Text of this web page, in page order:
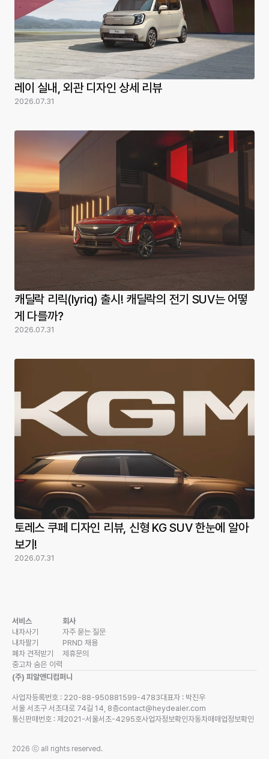
레이 실내, 외관 디자인 상세 리뷰
2026.07.31
캐딜락 리릭(lyriq) 출시! 캐딜락의 전기 SUV는 어떻
게 다를까?
2026.07.31
토레스 쿠페 디자인 리뷰, 신형 KG SUV 한눈에 알아
보기!
2026.07.31
서비스
내차사기
내차팔기
폐차 견적받기
중고차 숨은 이력
회사
자주 묻는 질문
PRND 채용
제휴문의
(주) 피알앤디컴퍼니
사업자등록번호 : 220-88-950881599-4783대표자 : 박진우
서울 서초구 서초대로 74길 14, 8층contact@heydealer.com
통신판매번호 : 제2021-서울서초-4295호사업자정보확인자동차매매업정보확인
2026 ⓒ all rights reserved.